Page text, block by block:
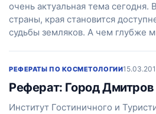
очень актуальная тема сегодня.
страны, края становится
судьбы земляков. А чем глубже
РЕФЕРАТЫ ПО КОСМЕТОЛОГИИ
Реферат: Город Дмитров
Институт Гостиничного и